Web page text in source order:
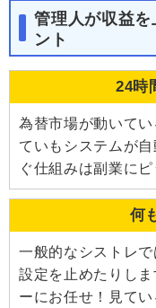
管理人が収益
ント
24時
為替市場が動いて
ていもシステムが
ぐ仕組みは副業にピ
何
一般的なシストレ
設定を止めたりし
ーにお任せ！見て